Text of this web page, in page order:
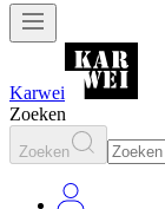
Karwei
Zoeken
Zoeken